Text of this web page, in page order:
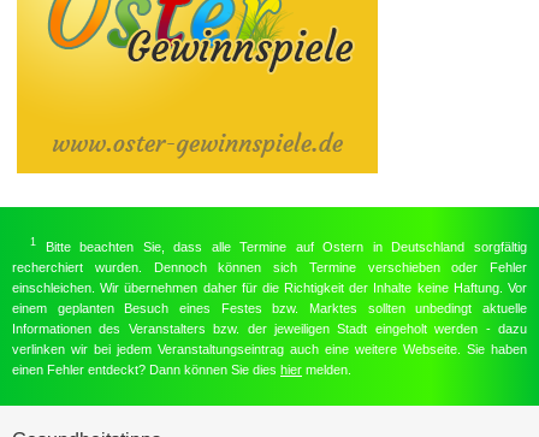
1 Bitte beachten Sie, dass alle Termine auf Ostern in Deutschland sorgfältig
recherchiert wurden. Dennoch können sich Termine verschieben oder Fehler
einschleichen. Wir übernehmen daher für die Richtigkeit der Inhalte keine Haftung. Vor
einem geplanten Besuch eines Festes bzw. Marktes sollten unbedingt aktuelle
Informationen des Veranstalters bzw. der jeweiligen Stadt eingeholt werden - dazu
verlinken wir bei jedem Veranstaltungseintrag auch eine weitere Webseite. Sie haben
einen Fehler entdeckt? Dann können Sie dies hier melden.